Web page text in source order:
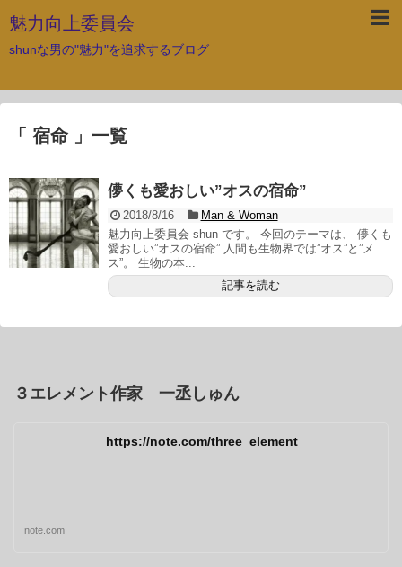
魅力向上委員会
shunな男の"魅力"を追求するブログ
「 宿命 」一覧
儚くも愛おしい”オスの宿命”
2018/8/16
Man & Woman
魅力向上委員会 shun です。 今回のテーマは、 儚くも
愛おしい”オスの宿命” 人間も生物界では”オス”と”メ
ス”。 生物の本...
記事を読む
３エレメント作家 一丞しゅん
https://note.com/three_element
note.com